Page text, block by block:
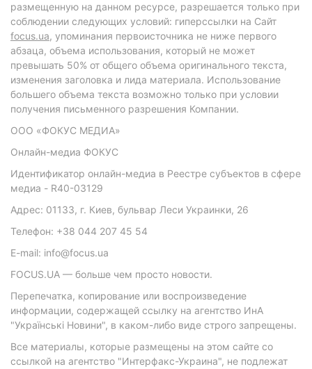
размещенную на данном ресурсе, разрешается только при
соблюдении следующих условий: гиперссылки на Сайт
focus.ua, упоминания первоисточника не ниже первого
абзаца, объема использования, который не может
превышать 50% от общего объема оригинального текста,
изменения заголовка и лида материала. Использование
большего объема текста возможно только при условии
получения письменного разрешения Компании.
ООО «ФОКУС МЕДИА»
Онлайн-медиа ФОКУС
Идентификатор онлайн-медиа в Реестре субъектов в сфере
медиа - R40-03129
Адрес: 01133, г. Киев, бульвар Леси Украинки, 26
Телефон: +38 044 207 45 54
E-mail: info@focus.ua
FOCUS.UA — больше чем просто новости.
Перепечатка, копирование или воспроизведение
информации, содержащей ссылку на агентство ИнА
"Українські Новини", в каком-либо виде строго запрещены.
Все материалы, которые размещены на этом сайте со
ссылкой на агентство "Интерфакс-Украина", не подлежат